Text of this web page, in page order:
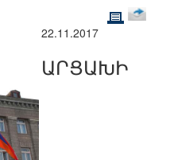
22.11.2017
ԱՐՑԱԽԻ